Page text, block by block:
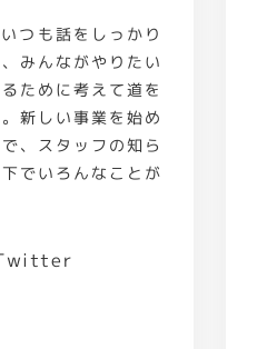
つも話をしっかり
みんながやりたい
ために考えて道を
新しい事業を始め
、スタッフの知ら
でいろんなことが